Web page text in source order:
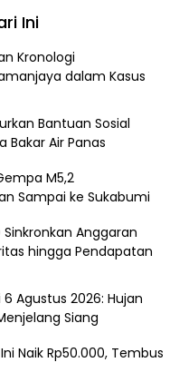
Ini
Kronologi
dalam Kasus
Bantuan Sosial
Bakar Air Panas
M5,2
Sampai ke Sukabumi
Sinkronkan Anggaran
hingga Pendapatan
Agustus 2026: Hujan
Siang
Naik Rp50.000, Tembus